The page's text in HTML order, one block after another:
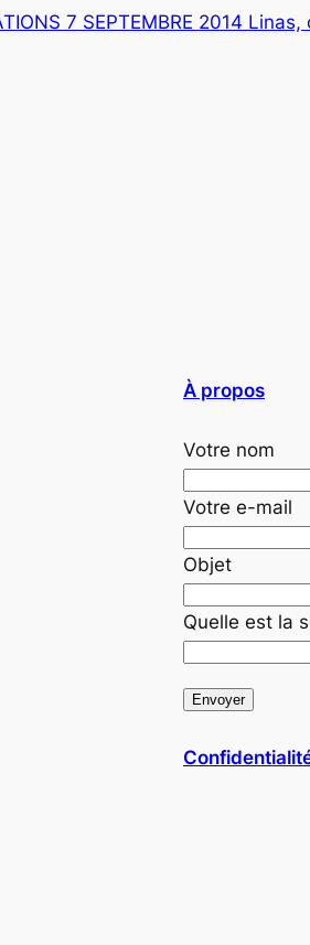
7 SEPTEMBRE 2014 Linas,
À propos
Votre nom
Votre e-mail
Objet
Quelle est la